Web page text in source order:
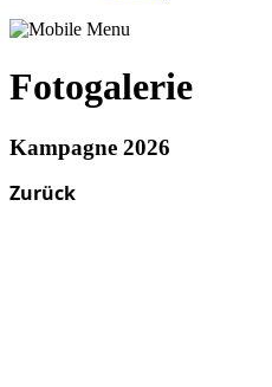
Fotogalerie
Kampagne 2026
Zurück